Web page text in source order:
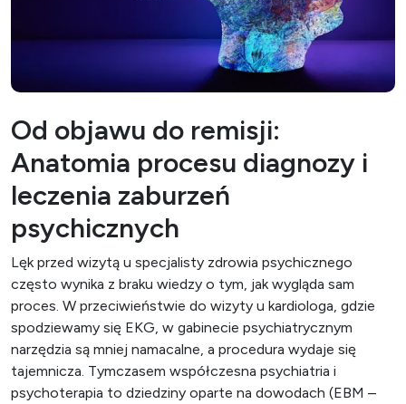
Od objawu do remisji:
Anatomia procesu diagnozy i
leczenia zaburzeń
psychicznych
Lęk przed wizytą u specjalisty zdrowia psychicznego
często wynika z braku wiedzy o tym, jak wygląda sam
proces. W przeciwieństwie do wizyty u kardiologa, gdzie
spodziewamy się EKG, w gabinecie psychiatrycznym
narzędzia są mniej namacalne, a procedura wydaje się
tajemnicza. Tymczasem współczesna psychiatria i
psychoterapia to dziedziny oparte na dowodach (EBM –